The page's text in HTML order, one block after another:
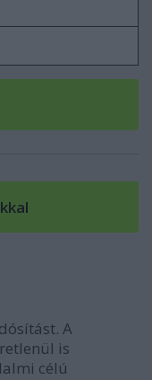
A
is
célú